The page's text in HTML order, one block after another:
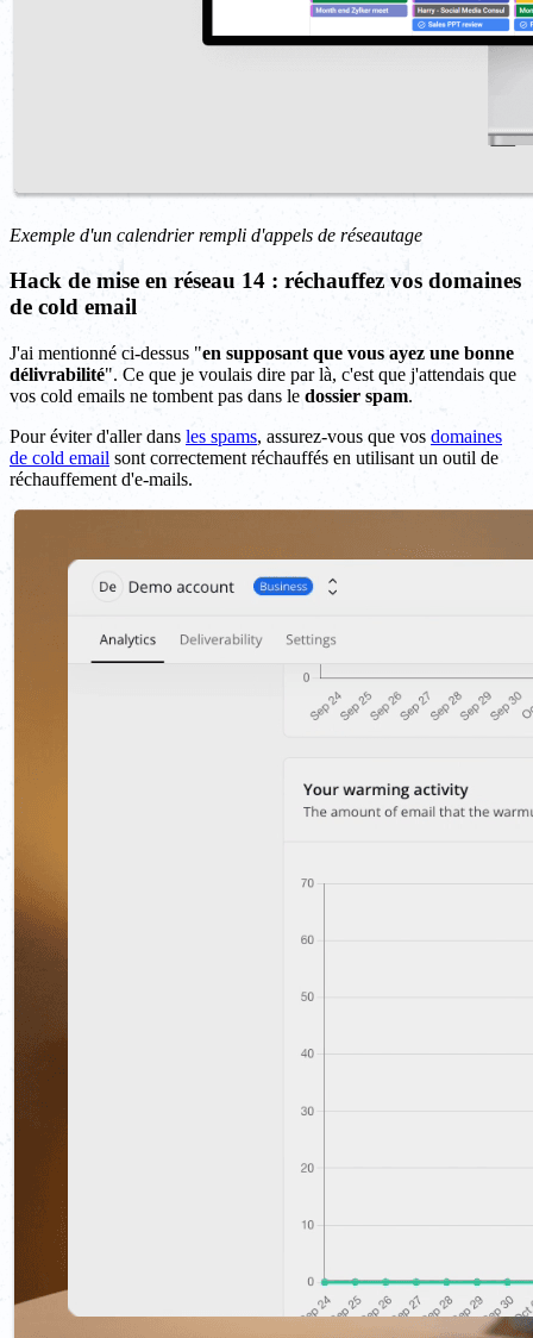
Exemple d'un calendrier rempli d'appels de réseautage
Hack de mise en réseau 14 : réchauffez vos domaines
de cold email
J'ai mentionné ci-dessus "en supposant que vous ayez une bonne
délivrabilité". Ce que je voulais dire par là, c'est que j'attendais que
vos cold emails ne tombent pas dans le dossier spam.
Pour éviter d'aller dans les spams, assurez-vous que vos domaines
de cold email sont correctement réchauffés en utilisant un outil de
réchauffement d'e-mails.